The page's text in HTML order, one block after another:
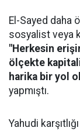
El-Sayed daha
sosyalist veya
"Herkesin
ölçekte
harika bir yol
yapmıştı.
Yahudi